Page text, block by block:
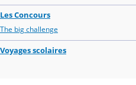
Les Concours
The big challenge
Voyages scolaires